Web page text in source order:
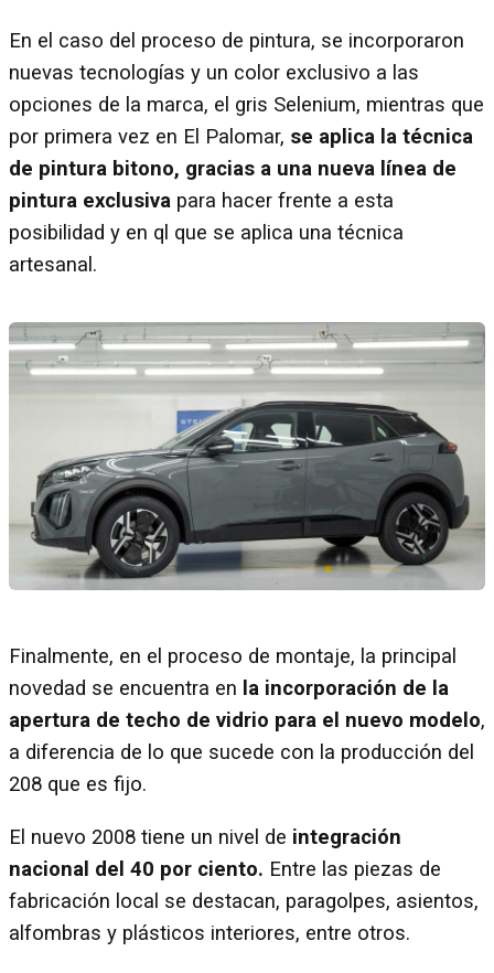
En el caso del proceso de pintura, se incorporaron
nuevas tecnologías y un color exclusivo a las
opciones de la marca, el gris Selenium, mientras que
por primera vez en El Palomar, se aplica la técnica
de pintura bitono, gracias a una nueva línea de
pintura exclusiva para hacer frente a esta
posibilidad y en ql que se aplica una técnica
artesanal.
Finalmente, en el proceso de montaje, la principal
novedad se encuentra en la incorporación de la
apertura de techo de vidrio para el nuevo modelo,
a diferencia de lo que sucede con la producción del
208 que es fijo.
El nuevo 2008 tiene un nivel de integración
nacional del 40 por ciento. Entre las piezas de
fabricación local se destacan, paragolpes, asientos,
alfombras y plásticos interiores, entre otros.